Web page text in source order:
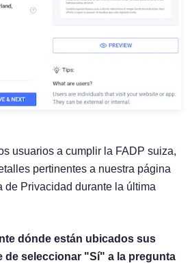
usuarios a cumplir la FADP suiza,
pertinentes a nuestra página
de Privacidad durante la última
dónde están ubicados sus
de seleccionar "Sí" a la pregunta